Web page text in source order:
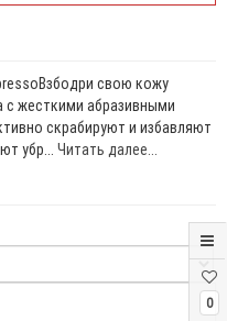
0
свою кожу
жесткими абразивными
скрабируют и избавляют
убр... Читать далее...